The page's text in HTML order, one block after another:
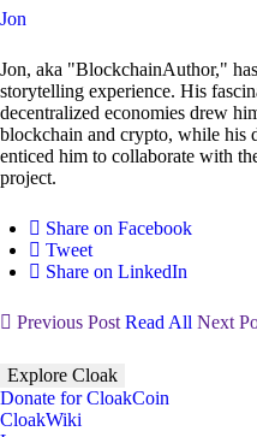
Jon
Jon, aka "BlockchainAuthor,"
storytelling experience. His
decentralized economies drew
blockchain and crypto, while his
enticed him to collaborate with
project.
Share on Facebook
Tweet
Share on LinkedIn
Previous PostRead All Next
Explore Cloak
Donate for CloakCoin
CloakWiki